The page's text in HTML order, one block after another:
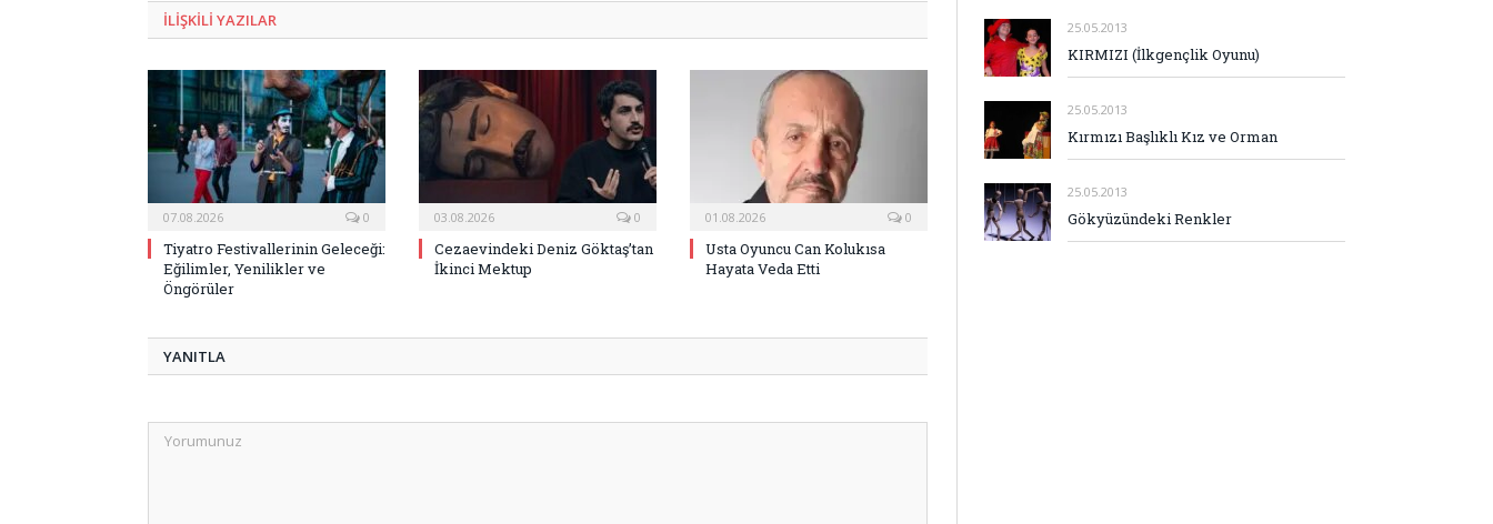
ILIŞKILI YAZILAR
07.08.2026 0
Tiyatro Festivallerinin Geleceği:
Eğilimler, Yenilikler ve
Öngörüler
03.08.2026 0
Cezaevindeki Deniz Göktaş’tan
İkinci Mektup
01.08.2026 0
Usta Oyuncu Can Kolukısa
Hayata Veda Etti
YANITLA
25.05.2013
KIRMIZI (İlkgençlik Oyunu)
25.05.2013
Kırmızı Başlıklı Kız ve Orman
25.05.2013
Gökyüzündeki Renkler